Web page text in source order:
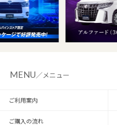
MENU／メニュー
ご利用案内
ご購入の流れ